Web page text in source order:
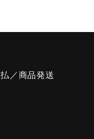
／商品発送